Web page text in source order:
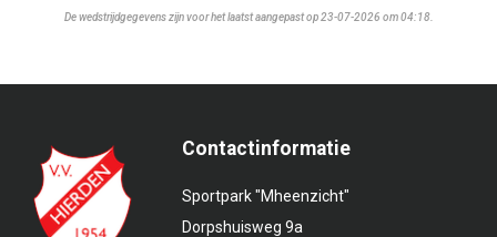
De wedstrijdgegevens zijn voor het laatst aangepast op 23-07-2026 om 04:18.
Contactinformatie
Sportpark "Mheenzicht"
Dorpshuisweg 9a